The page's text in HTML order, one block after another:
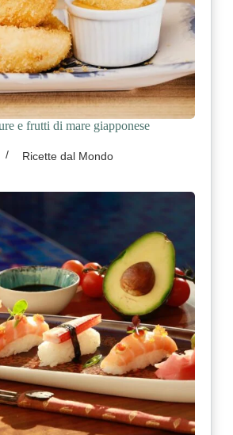
e frutti di mare giapponese
Ricette dal Mondo